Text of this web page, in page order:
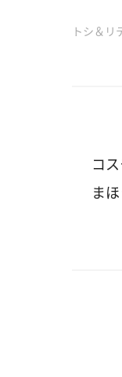
トシ＆リ
コ
ま